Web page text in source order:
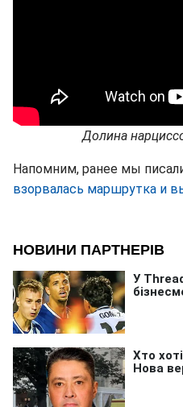
Долина
Напомним, ранее мы
взорвалась маршрутка и